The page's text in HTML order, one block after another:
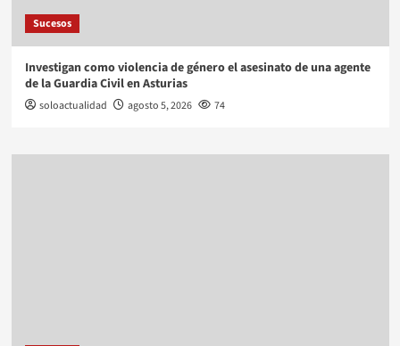
Sucesos
Investigan como violencia de género el asesinato de una agente
de la Guardia Civil en Asturias
soloactualidad agosto 5, 2026 74